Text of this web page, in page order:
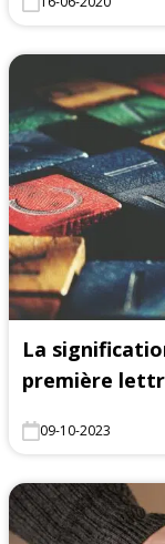
La
première
09-10-2023